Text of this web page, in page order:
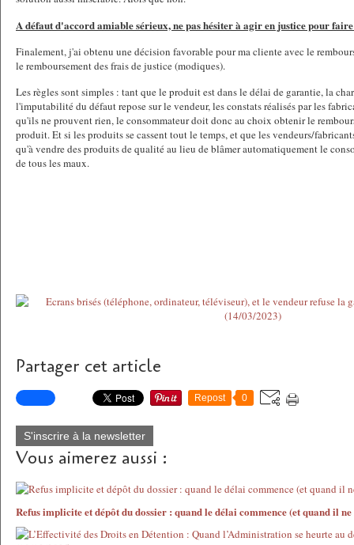
A défaut d'accord amiable sérieux, ne pas hésiter à agir en justice pour
Finalement, j'ai obtenu une décision favorable pour ma cliente avec le
le remboursement des frais de justice (modiques).
Les règles sont simples : tant que le produit est dans le délai de garantie, la
l'imputabilité du défaut repose sur le vendeur, les constats réalisés par les
qu'ils ne prouvent rien, le consommateur doit donc au choix obtenir le
produit. Et si les produits se cassent tout le temps, et que les vendeurs/
qu'à vendre des produits de qualité au lieu de blâmer automatiquement le
de tous les maux.
Partager cet article
Repost 0
S'inscrire à la newsletter
Vous aimerez aussi :
Refus implicite et dépôt du dossier : quand le délai commence (et quand il